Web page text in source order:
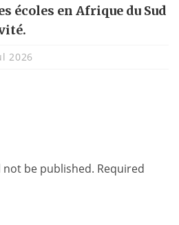
écoles en Afrique du Sud
2026
be published. Required